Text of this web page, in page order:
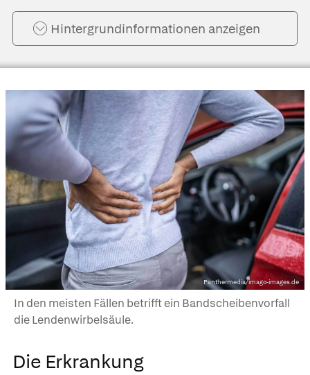
Hintergrund­informationen anzeigen
Panthermedia/imago-images.de
In den meisten Fällen betrifft ein Bandscheibenvorfall
die Lendenwirbelsäule.
Die Erkrankung